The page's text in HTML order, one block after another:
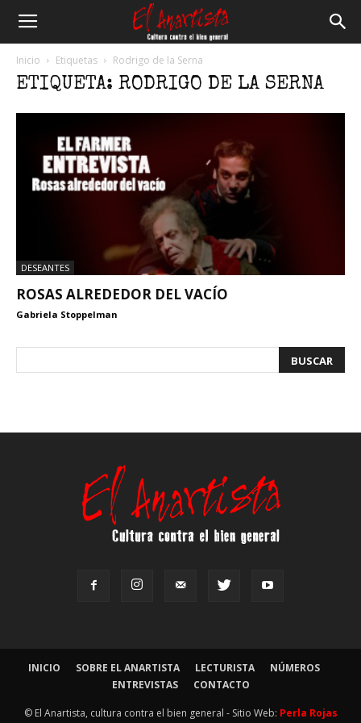
Inicio Etiquetas Rodrigo de la Serna
ETIQUETA: RODRIGO DE LA SERNA
DESEANTES
ROSAS ALREDEDOR DEL VACÍO
Gabriela Stoppelman
INICIO SOBRE EL ANARTISTA LECTURISTA
NÚMEROS
ENTREVISTAS
CONTACTO
© El Anartista, cultura contra el bien general - Sitio Web: Perla Rojas